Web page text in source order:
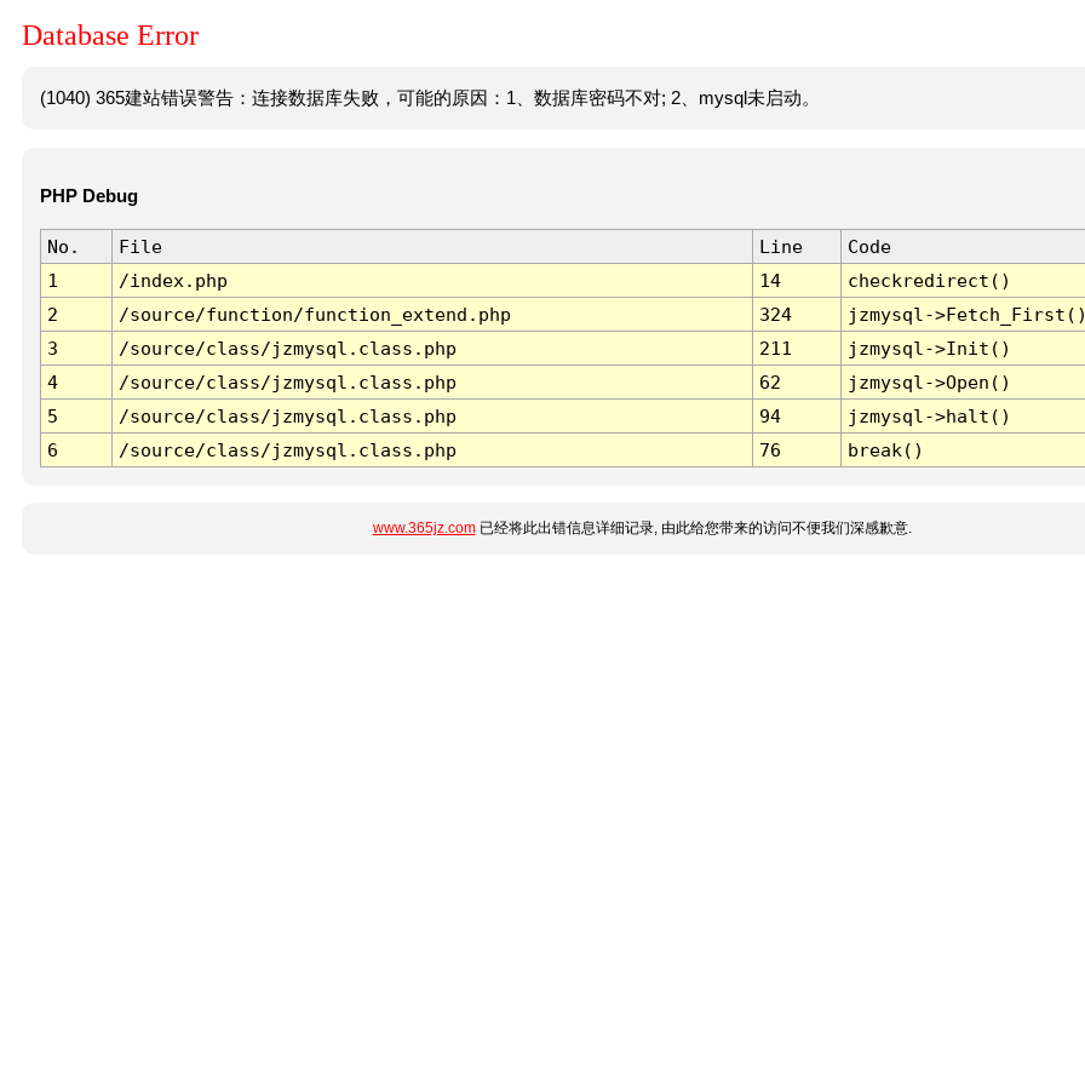
Database Error
(1040) 365建站错误警告：连接数据库失败，可能的原因：1、数据库密码不对; 2、mysql未启动。
PHP Debug
No. File Line
Code
1
/index.php 14
checkredirect()
2
/source/function/function_extend.php 324
jzmysql-
3
/source/class/jzmysql.class.php 211
jzmysql->Init()
4
/source/class/jzmysql.class.php 62
jzmysql->Open()
5
/source/class/jzmysql.class.php 94
jzmysql->halt()
6
/source/class/jzmysql.class.php 76 break()
www.365jz.com已经将此出错信息详细记录, 由此给您带来的访问不便我们深感歉意.